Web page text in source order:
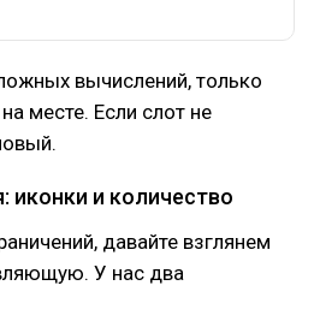
вычислений, только
месте. Если слот не
иконки и количество
давайте взглянем
У нас два